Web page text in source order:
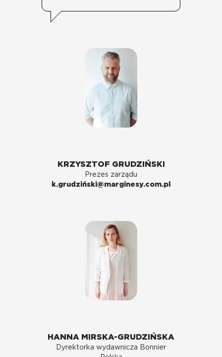
KRZYSZTOF GRUDZIŃSKI
Prezes zarządu
k.grudziński@marginesy.com.pl
HANNA MIRSKA-GRUDZIŃSKA
Dyrektorka wydawnicza Bonnier